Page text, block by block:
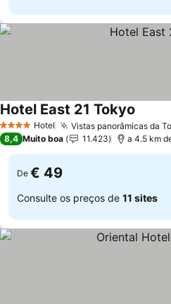
4 EstrelasHotel Vistas panorâmicas da
Hotel East 21 Tokyo
8,4 Muito boa 11.423 a 4.5 km
De € 49
Consulte os preços de 11 sites